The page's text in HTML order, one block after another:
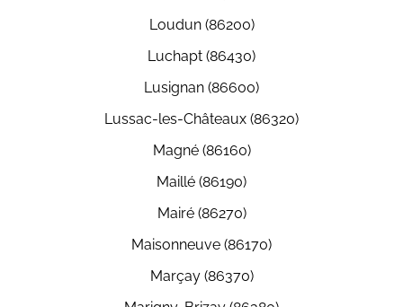
Loudun (86200)
Luchapt (86430)
Lusignan (86600)
Lussac-les-Châteaux (86320)
Magné (86160)
Maillé (86190)
Mairé (86270)
Maisonneuve (86170)
Marçay (86370)